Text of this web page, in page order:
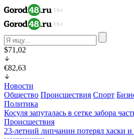
$71,02
€82,63
Новости
Общество Происшествия Спорт
Политика
Косуля запуталась в сетке забора
Происшествия
23-летний липчанин потерял хаски и